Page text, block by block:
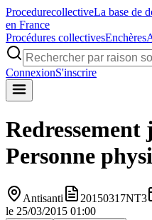
ProcedurecollectiveLa base de
en France
Procédures collectivesEnchères
ConnexionS'inscrire
Personne
Antisanti 20150317NT3
le 25/03/2015 01:00